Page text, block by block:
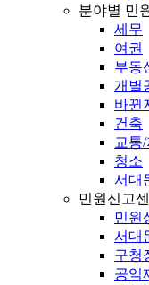
분야별 민
세무
여권
부동
개별
바뀐
건축
교통
청소
서대
민원신고
민원
서대
구청
공익